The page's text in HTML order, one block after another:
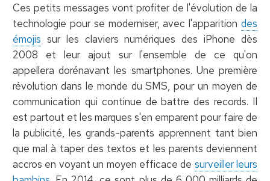
Ces petits messages vont profiter de l'évolution de la
technologie pour se moderniser, avec l'apparitiondes
émojis sur les claviers numériques des iPhone dès
2008 et leur ajout sur l'ensemble de ce qu'on
appellera dorénavant les smartphones. Une première
révolution dans le monde du SMS, pour un moyen de
communication qui continue de battre des records. Il
est partout et les marques s'en emparent pour faire de
la publicité, les grands-parents apprennent tant bien
que mal à taper des textos et les parents deviennent
accros en voyant un moyen efficace de surveiller leurs